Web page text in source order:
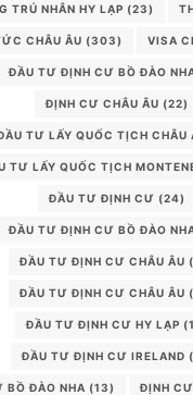
TRÚ NHÂN HY LẠP (23)
CHÂU ÂU (303) VISA
ĐẦU TƯ ĐỊNH CƯ BỒ ĐÀO
ĐỊNH CƯ CHÂU ÂU (22)
TƯ LẤY QUỐC TỊCH CHÂU
TƯ LẤY QUỐC TỊCH
ĐẦU TƯ ĐỊNH CƯ (24)
ĐẦU TƯ ĐỊNH CƯ BỒ ĐÀO
ĐẦU TƯ ĐỊNH CƯ CHÂU ÂU
ĐẦU TƯ ĐỊNH CƯ CHÂU ÂU
ĐẦU TƯ ĐỊNH CƯ HY LẠP
ĐẦU TƯ ĐỊNH CƯ IRELAND
BỒ ĐÀO NHA (13) ĐỊNH